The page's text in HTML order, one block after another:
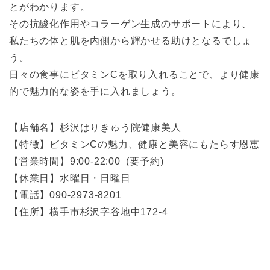
とがわかります。
その抗酸化作用やコラーゲン生成のサポートにより、
私たちの体と肌を内側から輝かせる助けとなるでしょ
う。
日々の食事にビタミンCを取り入れることで、より健康
的で魅力的な姿を手に入れましょう。
【店舗名】杉沢はりきゅう院健康美人
【特徴】ビタミンCの魅力、健康と美容にもたらす恩恵
【営業時間】 9:00-22:00 (要予約)
【休業日】水曜日・日曜日
【電話】090-2973-8201
【住所】横手市杉沢字谷地中172-4